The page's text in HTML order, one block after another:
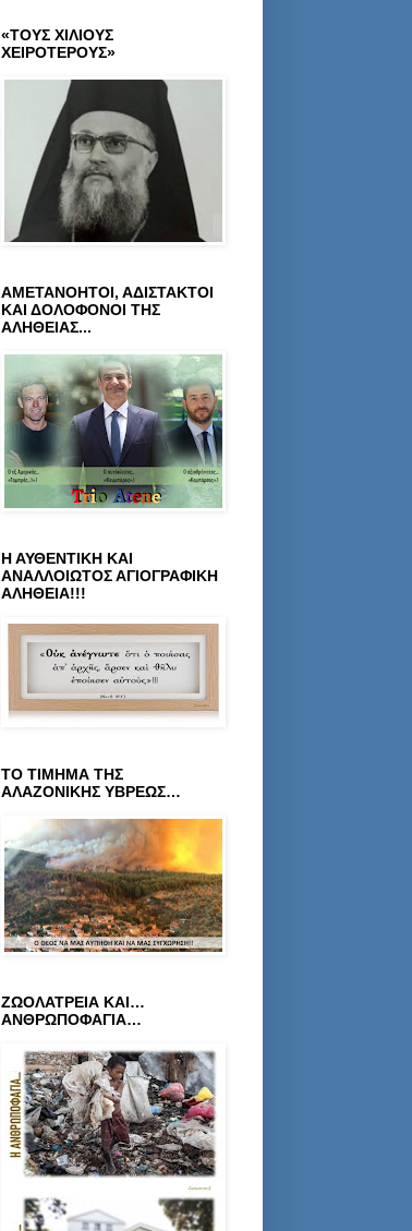
«ΤΟΥΣ ΧΙΛΙΟΥΣ
ΧΕΙΡΟΤΕΡΟΥΣ»
ΑΜΕΤΑΝΟΗΤΟΙ, ΑΔΙΣΤΑΚΤΟΙ
ΚΑΙ ΔΟΛΟΦΟΝΟΙ ΤΗΣ
ΑΛΗΘΕΙΑΣ...
Η ΑΥΘΕΝΤΙΚΗ ΚΑΙ
ΑΝΑΛΛΟΙΩΤΟΣ ΑΓΙΟΓΡΑΦΙΚΗ
ΑΛΗΘΕΙΑ!!!
ΤΟ ΤΙΜΗΜΑ ΤΗΣ
ΑΛΑΖΟΝΙΚΗΣ ΥΒΡΕΩΣ…
ΖΩΟΛΑΤΡΕΙΑ ΚΑΙ…
ΑΝΘΡΩΠΟΦΑΓΙΑ…